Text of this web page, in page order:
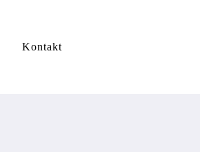
Kontakt